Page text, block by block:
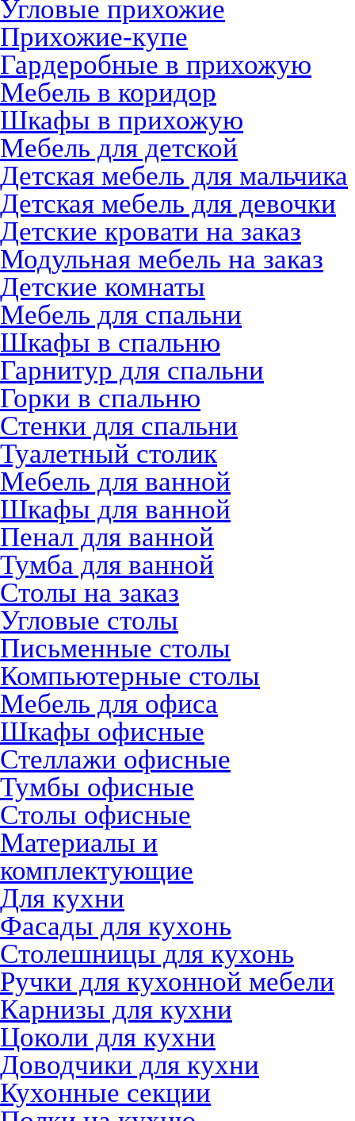
Угловые прихожие
Прихожие-купе
Гардеробные в прихожую
Мебель в коридор
Шкафы в прихожую
Мебель для детской
Детская мебель для мальчика
Детская мебель для девочки
Детские кровати на заказ
Модульная мебель на заказ
Детские комнаты
Мебель для спальни
Шкафы в спальню
Гарнитур для спальни
Горки в спальню
Стенки для спальни
Туалетный столик
Мебель для ванной
Шкафы для ванной
Пенал для ванной
Тумба для ванной
Столы на заказ
Угловые столы
Письменные столы
Компьютерные столы
Мебель для офиса
Шкафы офисные
Стеллажи офисные
Тумбы офисные
Столы офисные
Материалы и
комплектующие
Для кухни
Фасады для кухонь
Столешницы для кухонь
Ручки для кухонной мебели
Карнизы для кухни
Цоколи для кухни
Доводчики для кухни
Кухонные секции